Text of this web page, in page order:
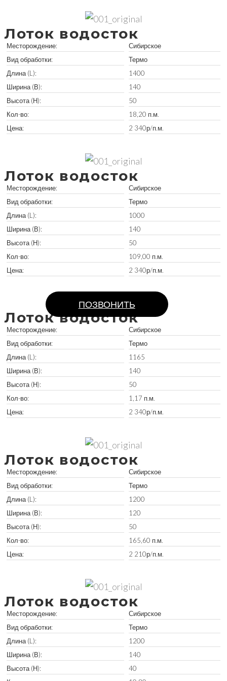
ПОЗВОНИТЬ
Лоток водосток
Месторождение:
Вид обработки:
Длина (L):
Ширина (В):
Высота (Н):
Кол-во:
Цена:
Сибирское
Термо
1400
140
50
18,20 п.м.
2 340р/п.м.
Лоток водосток
Месторождение:
Вид обработки:
Длина (L):
Ширина (В):
Высота (Н):
Кол-во:
Цена:
Сибирское
Термо
1000
140
50
109,00 п.м.
2 340р/п.м.
Лоток водосток
Месторождение:
Вид обработки:
Длина (L):
Ширина (В):
Высота (Н):
Кол-во:
Цена:
Сибирское
Термо
1165
140
50
1,17 п.м.
2 340р/п.м.
Лоток водосток
Месторождение:
Вид обработки:
Длина (L):
Ширина (В):
Высота (Н):
Кол-во:
Цена:
Сибирское
Термо
1200
120
50
165,60 п.м.
2 210р/п.м.
Лоток водосток
Месторождение:
Вид обработки:
Длина (L):
Ширина (В):
Высота (Н):
Сибирское
Термо
1200
140
40